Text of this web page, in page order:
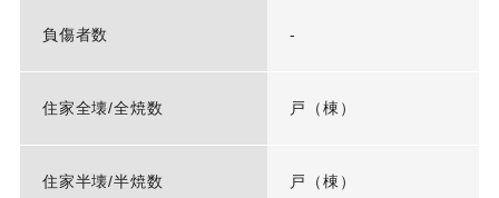
負傷者数 -
住家全壊/全焼数 戸（棟）
住家半壊/半焼数 戸（棟）